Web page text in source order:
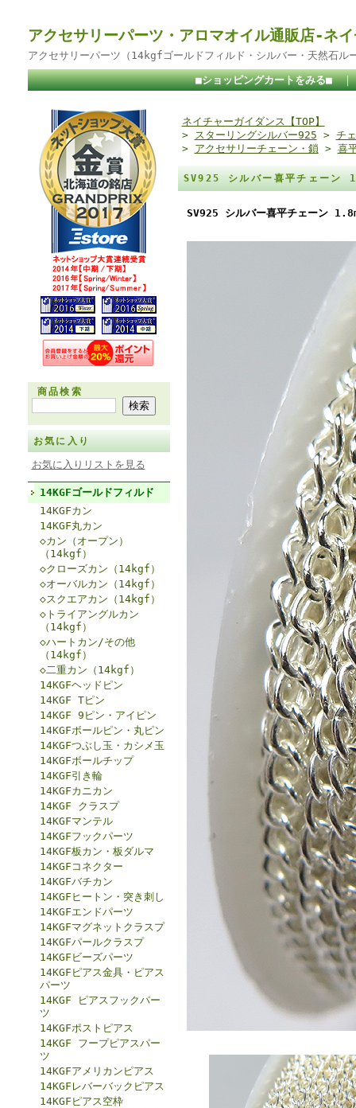
アクセサリーパーツ・アロマオイル通販店-ネ
アクセサリーパーツ（14kgfゴールドフィルド・シルバー・天然石ル
■ショッピングカートをみる■
商品検索
お気に入り
お気に入りリストを見る
14KGFゴールドフィルド
14KGFカン
14KGF丸カン
◇カン（オープン）
（14kgf）
◇クローズカン（14kgf）
◇オーバルカン（14kgf）
◇スクエアカン（14kgf）
◇トライアングルカン
（14kgf）
◇ハートカン/その他
（14kgf）
◇二重カン（14kgf）
14KGFヘッドピン
14KGF Tピン
14KGF 9ピン・アイピン
14KGFボールピン・丸ピン
14KGFつぶし玉・カシメ玉
14KGFボールチップ
14KGF引き輪
14KGFカニカン
14KGF クラスプ
14KGFマンテル
14KGFフックパーツ
14KGF板カン・板ダルマ
14KGFコネクター
14KGFバチカン
14KGFヒートン・突き刺し
14KGFエンドパーツ
14KGFマグネットクラスプ
14KGFパールクラスプ
14KGFビーズパーツ
14KGFピアス金具・ピアス
パーツ
14KGF ピアスフックパー
ツ
14KGFポストピアス
14KGF フープピアスパー
ツ
14KGFアメリカンピアス
14KGFレバーバックピアス
14KGFピアス空枠
ネイチャーガイダンス【TOP】
> スターリングシルバー925 > チ
> アクセサリーチェーン・鎖 > 喜
SV925 シルバー喜平チェーン
SV925 シルバー喜平チェーン